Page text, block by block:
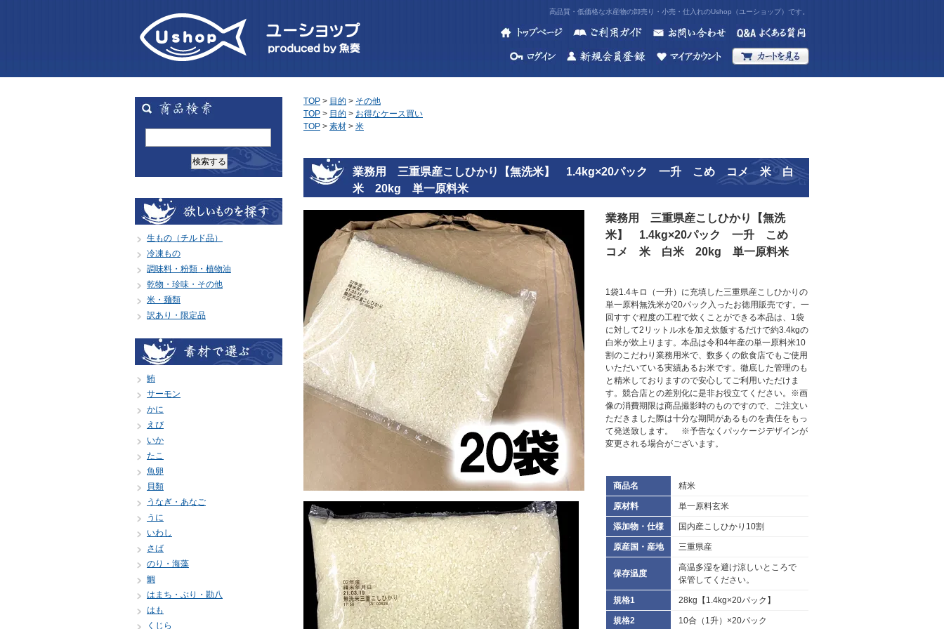
高品質・低価格な水産物の卸売り・小売・仕入れのUshop（ユーショップ）です。
生もの（チルド品）
冷凍もの
調味料・粉類・植物油
乾物・珍味・その他
米・麺類
訳あり・限定品
鮪
サーモン
かに
えび
いか
たこ
魚卵
貝類
うなぎ・あなご
うに
いわし
さば
のり・海藻
鯛
はまち・ぶり・勘八
はも
くじら
TOP > 目的 > その他
TOP > 目的 > お得なケース買い
TOP > 素材 > 米
業務用 三重県産こしひかり【無洗米】 1.4kg×20パック 一升 こめ コメ 米 白
米 20kg 単一原料米
業務用 三重県産こしひかり【無洗
米】 1.4kg×20パック 一升 こめ
コメ 米 白米 20kg 単一原料米
1袋1.4キロ（一升）に充填した三重県産こしひかりの
単一原料無洗米が20パック入ったお徳用販売です。一
回すすぐ程度の工程で炊くことができる本品は、1袋
に対して2リットル水を加え炊飯するだけで約3.4kgの
白米が炊上ります。本品は令和4年産の単一原料米10
割のこだわり業務用米で、数多くの飲食店でもご使用
いただいている実績あるお米です。徹底した管理のも
と精米しておりますので安心してご利用いただけま
す。競合店との差別化に是非お役立てください。※画
像の消費期限は商品撮影時のものですので、ご注文い
ただきました際は十分な期間があるものを責任をもっ
て発送致します。 ※予告なくパッケージデザインが
変更される場合がございます。
商品名 精米
原材料 単一原料玄米
添加物・仕様 国内産こしひかり10割
原産国・産地 三重県産
保存温度
高温多湿を避け涼しいところで
保管してください。
規格1 28kg【1.4kg×20パック】
規格2 10合（1升）×20パック